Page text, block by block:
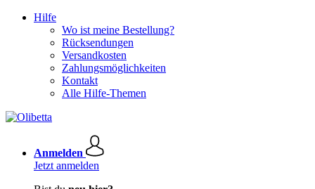
Hilfe
Wo ist meine Bestellung?
Rücksendungen
Versandkosten
Zahlungsmöglichkeiten
Kontakt
Alle Hilfe-Themen
Anmelden
Jetzt anmelden